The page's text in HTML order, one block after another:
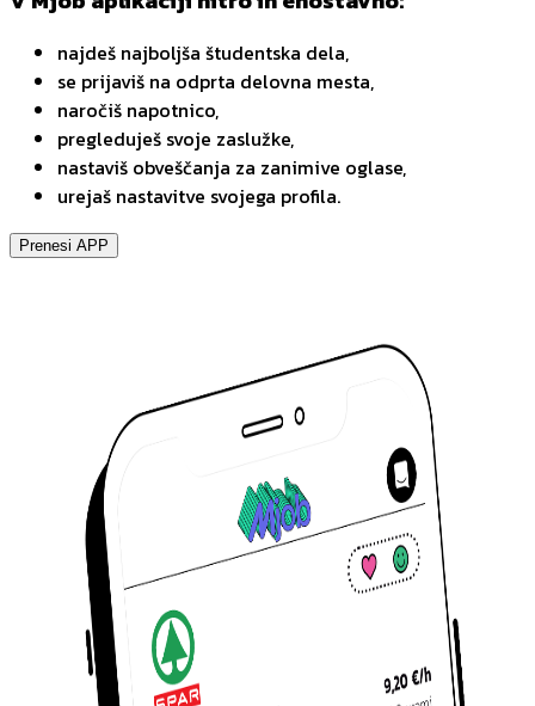
najdeš najboljša študentska dela,
se prijaviš na odprta delovna mesta,
naročiš napotnico,
pregleduješ svoje zaslužke,
nastaviš obveščanja za zanimive oglase,
urejaš nastavitve svojega profila.
Prenesi APP